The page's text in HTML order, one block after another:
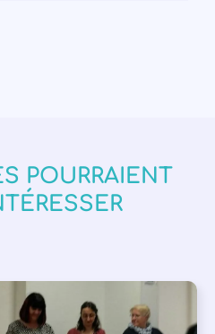
POURRAIENT